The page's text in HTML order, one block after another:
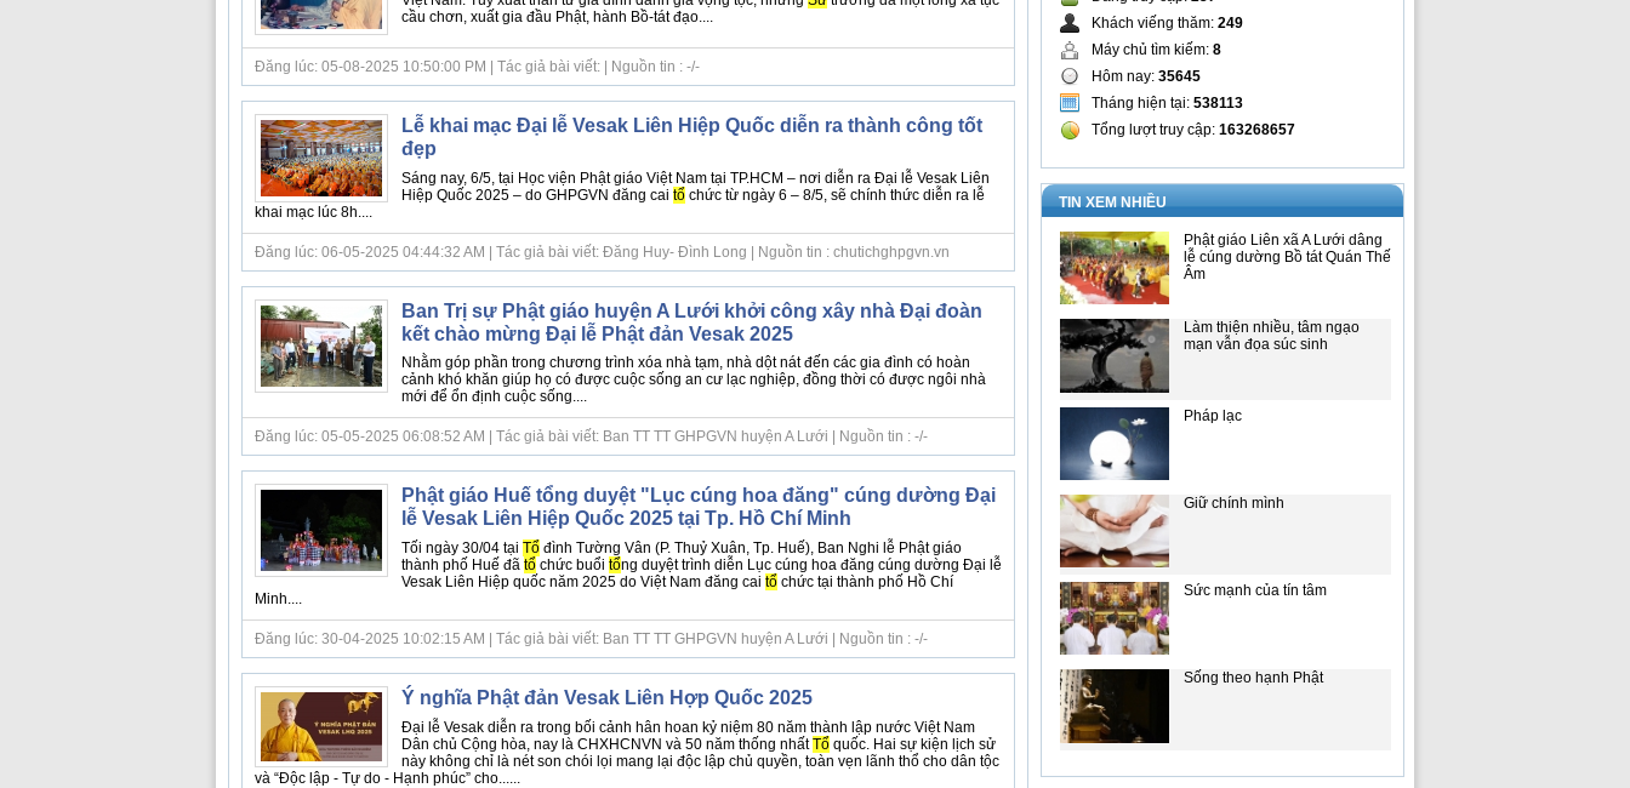
cầu chơn, xuất gia đầu Phật, hành Bồ-tát đạo....
Đăng lúc: 05-08-2025 10:50:00 PM | Tác giả bài viết: | Nguồn tin : -/-
Lễ khai mạc Đại lễ Vesak Liên Hiệp Quốc diễn ra thành công tốt
đẹp
Sáng nay, 6/5, tại Học viện Phật giáo Việt Nam tại TP.HCM – nơi diễn ra Đại lễ Vesak Liên
Hiệp Quốc 2025 – do GHPGVN đăng cai tổchức từ ngày 6 – 8/5, sẽ chính thức diễn ra lễ
khai mạc lúc 8h....
Đăng lúc: 06-05-2025 04:44:32 AM | Tác giả bài viết: Đăng Huy- Đình Long | Nguồn tin : chutichghpgvn.vn
Ban Trị sự Phật giáo huyện A Lưới khởi công xây nhà Đại đoàn
kết chào mừng Đại lễ Phật đản Vesak 2025
Nhằm góp phần trong chương trình xóa nhà tạm, nhà dột nát đến các gia đình có hoàn
cảnh khó khăn giúp họ có được cuộc sống an cư lạc nghiệp, đồng thời có được ngôi nhà
mới để ổn định cuộc sống....
Đăng lúc: 05-05-2025 06:08:52 AM | Tác giả bài viết: Ban TT TT GHPGVN huyện A Lưới | Nguồn tin : -/-
Phật giáo Huế tổng duyệt "Lục cúng hoa đăng" cúng dường Đại
lễ Vesak Liên Hiệp Quốc 2025 tại Tp. Hồ Chí Minh
Tối ngày 30/04 tại Tổđình Tường Vân (P. Thuỷ Xuân, Tp. Huế), Ban Nghi lễ Phật giáo
thành phố Huế đã tổchức buổi tổng duyệt trình diễn Lục cúng hoa đăng cúng dường Đại lễ
Vesak Liên Hiệp quốc năm 2025 do Việt Nam đăng cai tổchức tại thành phố Hồ Chí
Minh....
Đăng lúc: 30-04-2025 10:02:15 AM | Tác giả bài viết: Ban TT TT GHPGVN huyện A Lưới | Nguồn tin : -/-
Ý nghĩa Phật đản Vesak Liên Hợp Quốc 2025
Đại lễ Vesak diễn ra trong bối cảnh hân hoan kỷ niệm 80 năm thành lập nước Việt Nam
Dân chủ Cộng hòa, nay là CHXHCNVN và 50 năm thống nhấtTổquốc. Hai sự kiện lịch sử
này không chỉ là nét son chói lọi mang lại độc lập chủ quyền, toàn vẹn lãnh thổ cho dân tộc
và “Độc lập - Tự do - Hạnh phúc” cho......
Khách viếng thăm: 249
Máy chủ tìm kiếm: 8
Hôm nay: 35645
Tháng hiện tại: 538113
Tổng lượt truy cập: 163268657
TIN XEM NHIỀU
Phật giáo Liên xã A Lưới dâng
lễ cúng dường Bồ tát Quán Thế
Âm
Làm thiện nhiều, tâm ngạo
mạn vẫn đọa súc sinh
Pháp lạc
Giữ chính mình
Sức mạnh của tín tâm
Sống theo hạnh Phật